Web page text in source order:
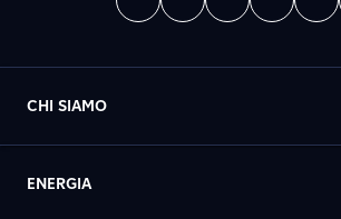
CHI SIAMO
ENERGIA